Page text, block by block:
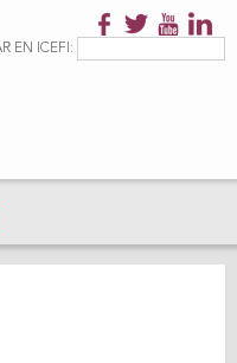
de
EN ICEFI: